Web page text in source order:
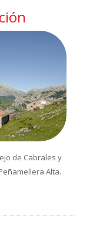
de Cabrales y
Alta.